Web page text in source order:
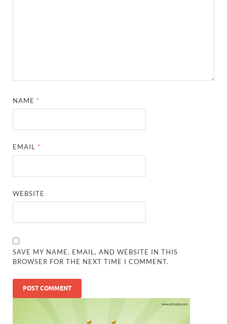
NAME *
EMAIL *
WEBSITE
SAVE MY NAME, EMAIL, AND WEBSITE IN THIS
BROWSER FOR THE NEXT TIME I COMMENT.